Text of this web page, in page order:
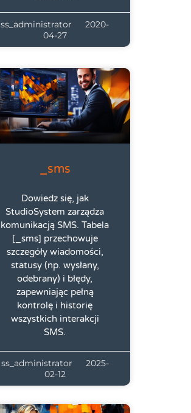
ss_administrator
2020-
04-27
_sms
Dowiedz się, jak
StudioSystem zarządza
komunikacją SMS. Tabela
[_sms] przechowuje
szczegóły wiadomości,
statusy (np. wysłany,
odebrany) i błędy,
zapewniając pełną
kontrolę i historię
wszystkich interakcji
SMS.
ss_administrator
2025-
02-12